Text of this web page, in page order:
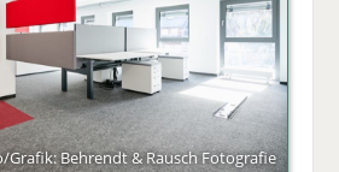
Grafik: Behrendt & Rausch Fotografie